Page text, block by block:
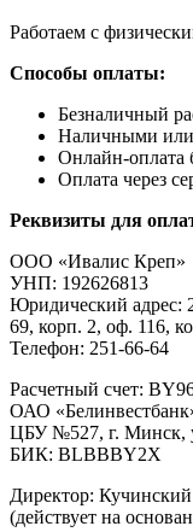
Работаем с
Способы оплаты:
Безналичный
Наличными или
Онлайн-оплата
Оплата через
Реквизиты для
ООО «Ивалис Креп»
УНП: 192626813
Юридический адрес:
69, корп. 2, оф. 116,
Телефон: 251-66-64
Расчетный счет:
ОАО
ЦБУ №527, г. Минск,
БИК: BLBBBY2X
Директор:
(действует на